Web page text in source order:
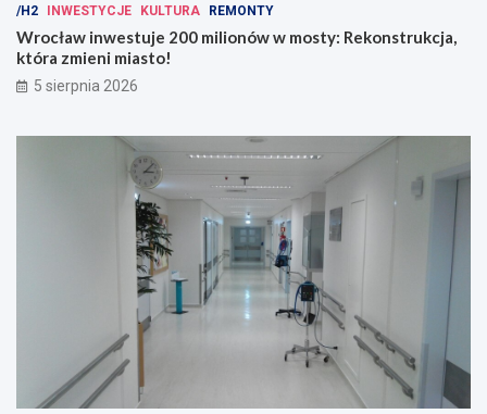
/H2 INWESTYCJE KULTURA REMONTY
Wrocław inwestuje 200 milionów w mosty: Rekonstrukcja,
która zmieni miasto!
5 sierpnia 2026